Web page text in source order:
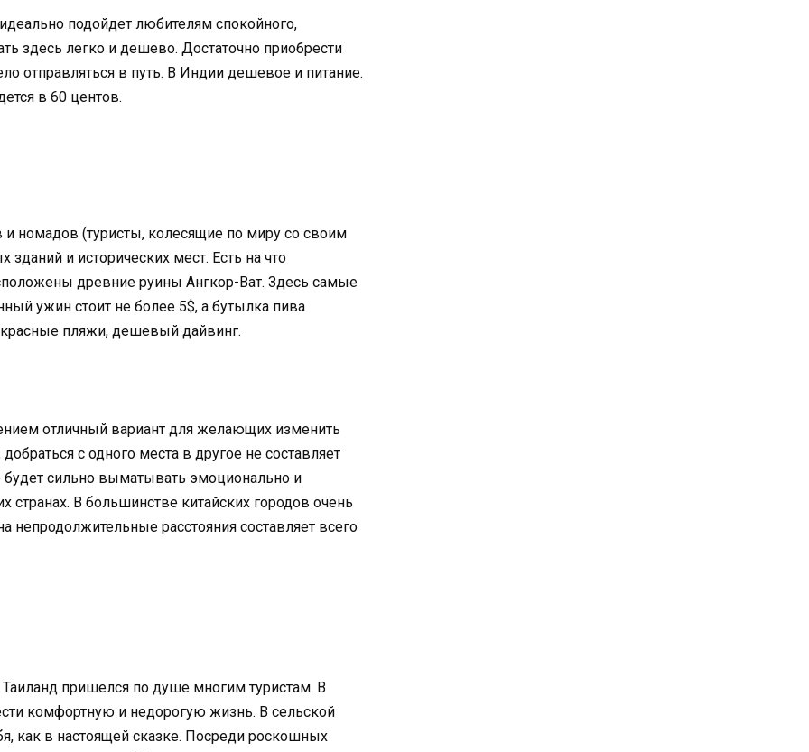
подойдет любителям спокойного,
здесь легко и дешево. Достаточно приобрести
отправляться в путь. В Индии дешевое и питание.
в 60 центов.
номадов (туристы, колесящие по миру со своим
и исторических мест. Есть на что
древние руины Ангкор-Ват. Здесь самые
ужин стоит не более 5$, а бутылка пива
пляжи, дешевый дайвинг.
отличный вариант для желающих изменить
с одного места в другое не составляет
сильно выматывать эмоционально и
странах. В большинстве китайских городов очень
непродолжительные расстояния составляет всего
пришелся по душе многим туристам. В
комфортную и недорогую жизнь. В сельской
как в настоящей сказке. Посреди роскошных